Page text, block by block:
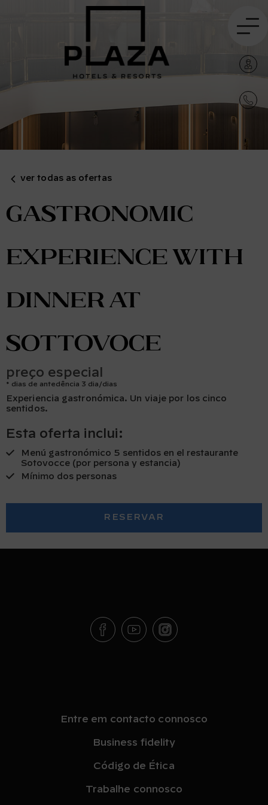
ver todas as ofertas
Gastronomic
experience with
dinner at
Sottovoce
preço especial
dias de antedência 3 dia/dias
Experiencia gastronómica. Un viaje por los cinco
sentidos.
Esta oferta inclui:
Menú gastronómico 5 sentidos en el restaurante
Sotovocce (por persona y estancia)
Mínimo dos personas
RESERVAR
Entre em contacto connosco
Business fidelity
Código de Ética
Trabalhe connosco